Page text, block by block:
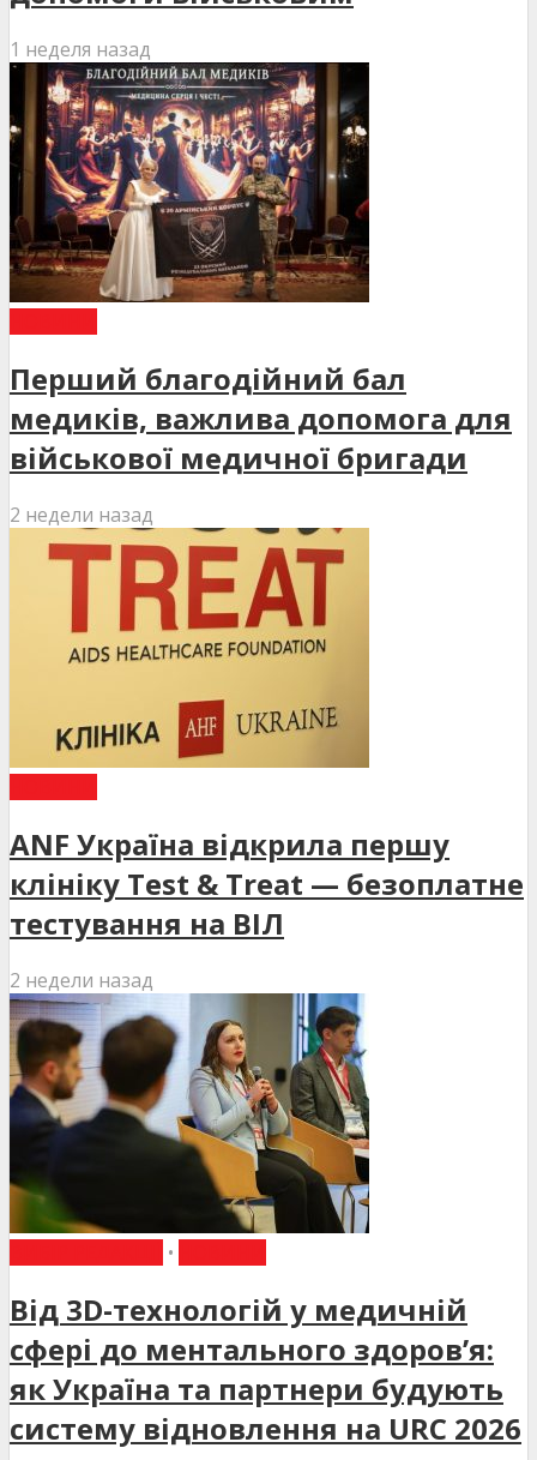
1 неделя назад
Перший благодійний бал
медиків, важлива допомога для
військової медичної бригади
2 недели назад
ANF Україна відкрила першу
клініку Test & Treat — безоплатне
тестування на ВІЛ
2 недели назад
•
Від 3D-технологій у медичній
сфері до ментального здоров’я:
як Україна та партнери будують
систему відновлення на URC 2026